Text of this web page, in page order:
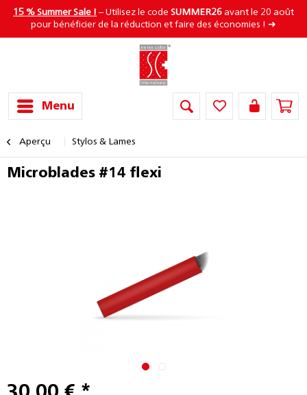
15 % Summer Sale ! – Utilisez le code SUMMER26 avant le 20 août
pour bénéficier de la réduction et faire des économies ! ➜
Menu
Aperçu Stylos & Lames
Microblades #14 flexi